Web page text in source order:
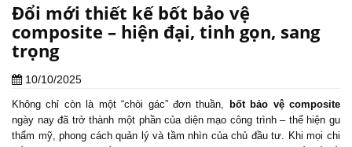
Đổi mới thiết kế bốt bảo vệ
composite – hiện đại, tinh gọn, sang
trọng
10/10/2025
Không chỉ còn là một “chòi gác” đơn thuần,
bốt bảo vệ composite
ngày nay đã trở thành một phần của diện mạo công trình – thể hiện gu
thẩm mỹ, phong cách quản lý và tầm nhìn của chủ đầu tư. Khi mọi chi